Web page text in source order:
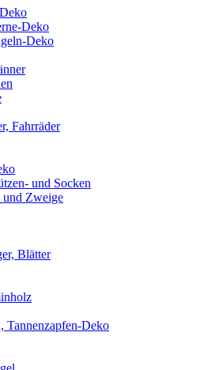
Deko
Deko
Fahrräder
und Socken
Zweige
Blätter
Tannenzapfen-Deko